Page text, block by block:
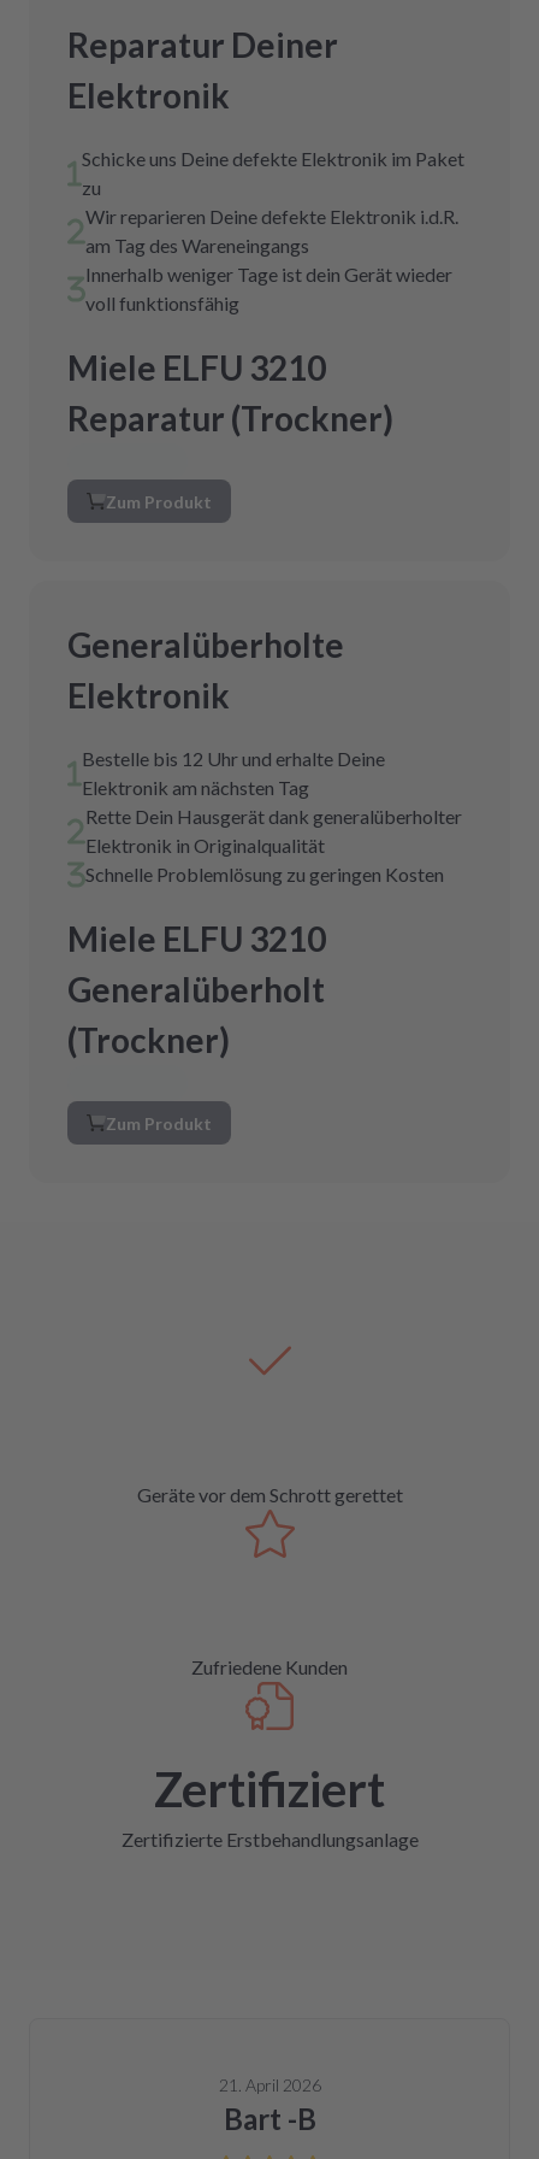
Reparatur Deiner
Elektronik
Schicke uns Deine defekte Elektronik im Paket
zu
Wir reparieren Deine defekte Elektronik i.d.R.
am Tag des Wareneingangs
Innerhalb weniger Tage ist dein Gerät wieder
voll funktionsfähig
Miele ELFU 3210
Reparatur (Trockner)
Zum Produkt
Generalüberholte
Elektronik
Bestelle bis 12 Uhr und erhalte Deine
Elektronik am nächsten Tag
Rette Dein Hausgerät dank generalüberholter
Elektronik in Originalqualität
Schnelle Problemlösung zu geringen Kosten
Miele ELFU 3210
Generalüberholt
(Trockner)
Zum Produkt
Geräte vor dem Schrott gerettet
Zufriedene Kunden
Zertifiziert
Zertifizierte Erstbehandlungsanlage
21. April 2026
Bart -B